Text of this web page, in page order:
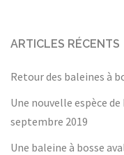
ARTICLES RÉCENTS
Retour des baleines à
Une nouvelle espèce
septembre 2019
Une baleine à bosse